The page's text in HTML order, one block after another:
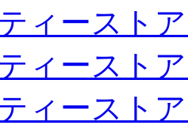
ィースト
ィースト
ィースト